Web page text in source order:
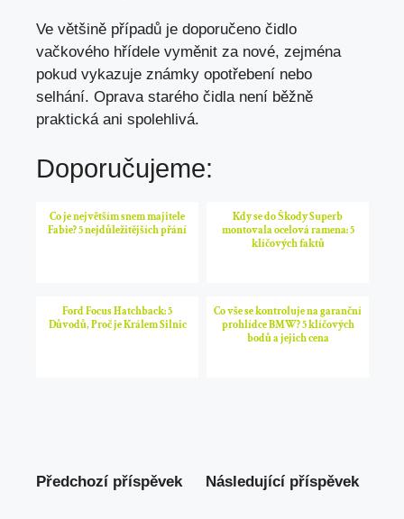
Ve většině případů je doporučeno čidlo
vačkového hřídele vyměnit za nové, zejména
pokud vykazuje známky opotřebení nebo
selhání. Oprava starého čidla není běžně
praktická ani spolehlivá.
Doporučujeme:
Co je největším snem majitele
Fabie? 5 nejdůležitějších přání
Kdy se do Škody Superb
montovala ocelová ramena: 5
klíčových faktů
Ford Focus Hatchback: 5
Důvodů, Proč je Králem Silnic
Co vše se kontroluje na garanční
prohlídce BMW? 5 klíčových
bodů a jejich cena
Předchozí příspěvek Následující příspěvek